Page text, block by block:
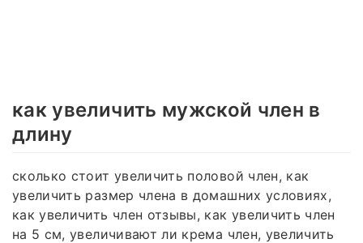
как увеличить мужской член в
длину
сколько стоит увеличить половой член, как
увеличить размер члена в домашних условиях,
как увеличить член отзывы, как увеличить член
на 5 см, увеличивают ли крема член, увеличить